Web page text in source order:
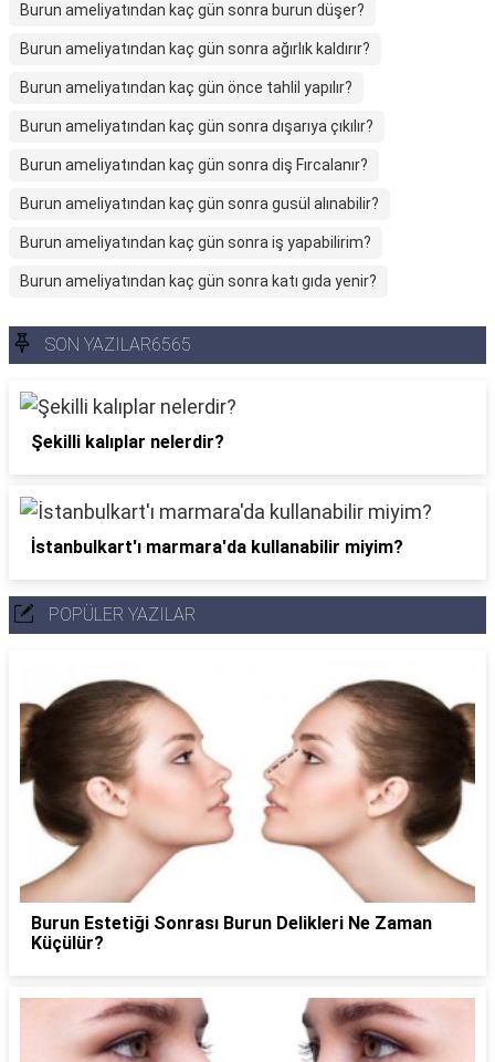
Burun ameliyatından kaç gün sonra burun düşer?
Burun ameliyatından kaç gün sonra ağırlık kaldırır?
Burun ameliyatından kaç gün önce tahlil yapılır?
Burun ameliyatından kaç gün sonra dışarıya çıkılır?
Burun ameliyatından kaç gün sonra diş Fırcalanır?
Burun ameliyatından kaç gün sonra gusül alınabilir?
Burun ameliyatından kaç gün sonra iş yapabilirim?
Burun ameliyatından kaç gün sonra katı gıda yenir?
SON YAZILAR6565
Şekilli kalıplar nelerdir?
İstanbulkart'ı marmara'da kullanabilir miyim?
POPÜLER YAZILAR
Burun Estetiği Sonrası Burun Delikleri Ne Zaman
Küçülür?